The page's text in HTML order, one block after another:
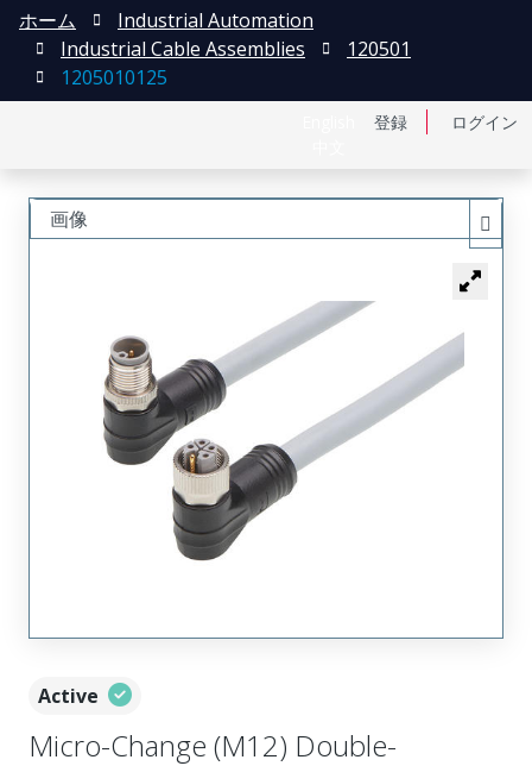
登録 ログイン
ホーム
Industrial Automation
Industrial Cable Assemblies
120501
1205010125
Active
Micro-Change (M12) Double-
画像